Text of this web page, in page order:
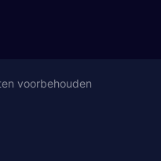
voorbehouden